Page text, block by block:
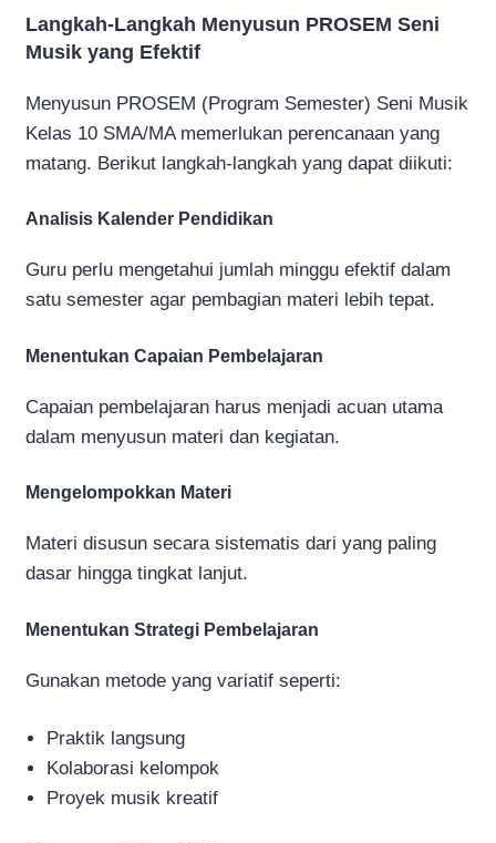
Langkah-Langkah Menyusun PROSEM Seni
Musik yang Efektif
Menyusun PROSEM (Program Semester) Seni Musik
Kelas 10 SMA/MA memerlukan perencanaan yang
matang. Berikut langkah-langkah yang dapat diikuti:
Analisis Kalender Pendidikan
Guru perlu mengetahui jumlah minggu efektif dalam
satu semester agar pembagian materi lebih tepat.
Menentukan Capaian Pembelajaran
Capaian pembelajaran harus menjadi acuan utama
dalam menyusun materi dan kegiatan.
Mengelompokkan Materi
Materi disusun secara sistematis dari yang paling
dasar hingga tingkat lanjut.
Menentukan Strategi Pembelajaran
Gunakan metode yang variatif seperti:
Praktik langsung
Kolaborasi kelompok
Proyek musik kreatif